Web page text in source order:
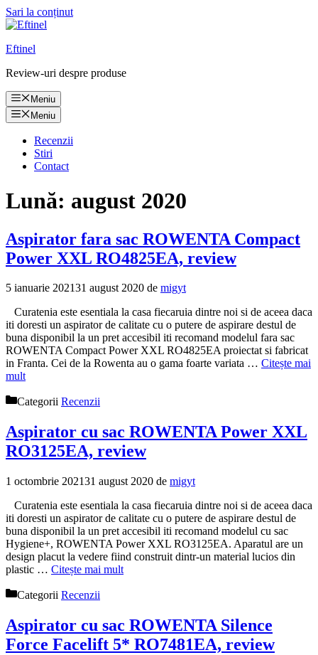
Sari la conținut
Eftinel
Review-uri despre produse
Meniu
Meniu
Recenzii
Stiri
Contact
Lună: august 2020
Aspirator fara sac ROWENTA Compact
Power XXL RO4825EA, review
5 ianuarie 202131 august 2020 de migyt
Curatenia este esentiala la casa fiecaruia dintre noi si de aceea daca
iti doresti un aspirator de calitate cu o putere de aspirare destul de
buna disponibil la un pret accesibil iti recomand modelul fara sac
ROWENTA Compact Power XXL RO4825EA proiectat si fabricat
in Franta. Cei de la Rowenta au o gama foarte variata … Citește mai
mult
Categorii Recenzii
Aspirator cu sac ROWENTA Power XXL
RO3125EA, review
1 octombrie 202131 august 2020 de migyt
Curatenia este esentiala la casa fiecaruia dintre noi si de aceea daca
iti doresti un aspirator de calitate cu o putere de aspirare destul de
buna disponibil la un pret accesibil iti recomand modelul cu sac
Hygiene+, ROWENTA Power XXL RO3125EA. Aparatul are un
design placut la vedere fiind construit dintr-un material lucios din
plastic … Citește mai mult
Categorii Recenzii
Aspirator cu sac ROWENTA Silence
Force Facelift 5* RO7481EA, review